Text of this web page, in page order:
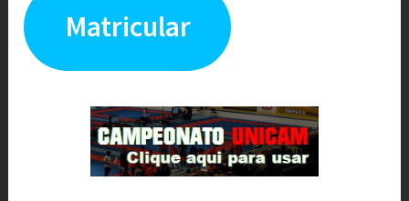
Matricular